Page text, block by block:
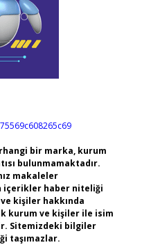
bir marka, kurum
bulunmamaktadır.
makaleler
içerikler haber niteliği
kişiler hakkında
kurum ve kişiler ile isim
Sitemizdeki bilgiler
taşımazlar.